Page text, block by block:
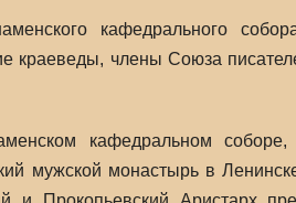
кафедрального
краеведы, члены Союза
кафедральном соборе,
мужской монастырь в